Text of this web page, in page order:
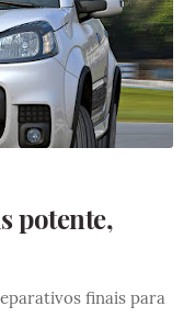
potente,
finais para